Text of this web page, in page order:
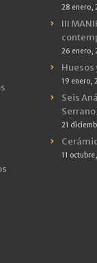
28 enero,
III
26 enero,
Huesos
19 enero,
Seis
21
11